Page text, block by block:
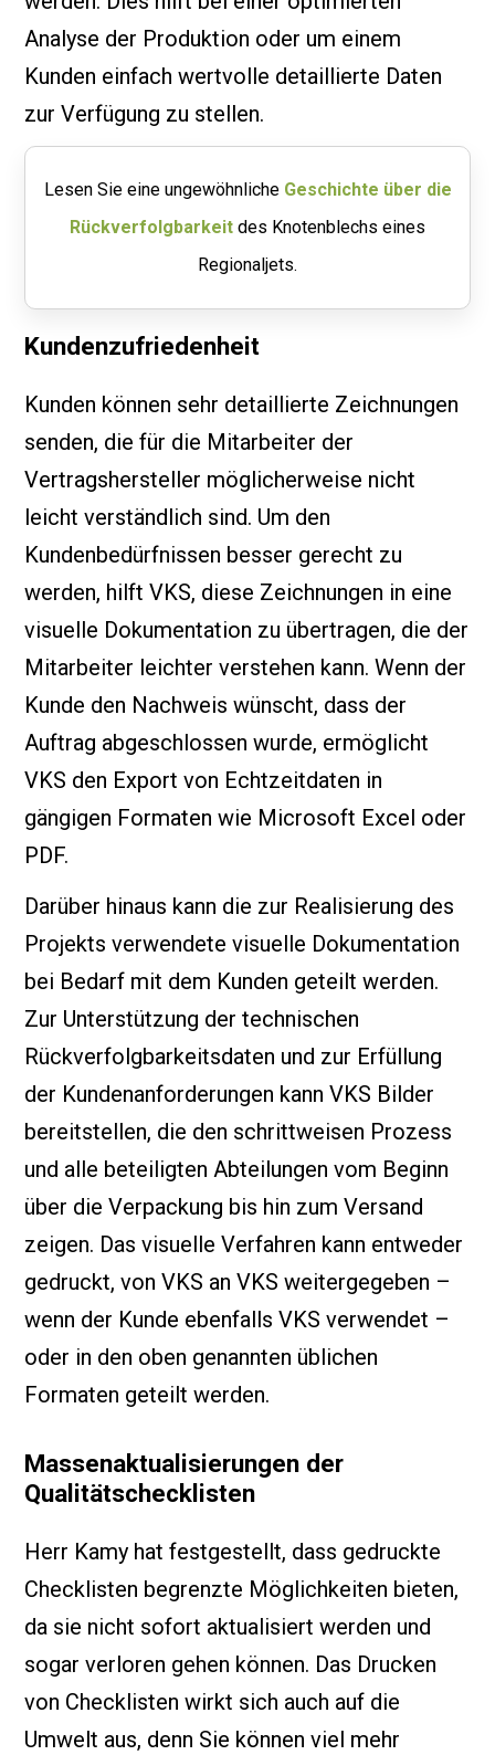
Analyse der Produktion oder um einem
Kunden einfach wertvolle detaillierte Daten
zur Verfügung zu stellen.
Lesen Sie eine ungewöhnliche Geschichte über die
Rückverfolgbarkeit des Knotenblechs eines
Regionaljets.
Kundenzufriedenheit
Kunden können sehr detaillierte Zeichnungen
senden, die für die Mitarbeiter der
Vertragshersteller möglicherweise nicht
leicht verständlich sind. Um den
Kundenbedürfnissen besser gerecht zu
werden, hilft VKS, diese Zeichnungen in eine
visuelle Dokumentation zu übertragen, die der
Mitarbeiter leichter verstehen kann. Wenn der
Kunde den Nachweis wünscht, dass der
Auftrag abgeschlossen wurde, ermöglicht
VKS den Export von Echtzeitdaten in
gängigen Formaten wie Microsoft Excel oder
PDF.
Darüber hinaus kann die zur Realisierung des
Projekts verwendete visuelle Dokumentation
bei Bedarf mit dem Kunden geteilt werden.
Zur Unterstützung der technischen
Rückverfolgbarkeitsdaten und zur Erfüllung
der Kundenanforderungen kann VKS Bilder
bereitstellen, die den schrittweisen Prozess
und alle beteiligten Abteilungen vom Beginn
über die Verpackung bis hin zum Versand
zeigen. Das visuelle Verfahren kann entweder
gedruckt, von VKS an VKS weitergegeben –
wenn der Kunde ebenfalls VKS verwendet –
oder in den oben genannten üblichen
Formaten geteilt werden.
Massenaktualisierungen der
Qualitätschecklisten
Herr Kamy hat festgestellt, dass gedruckte
Checklisten begrenzte Möglichkeiten bieten,
da sie nicht sofort aktualisiert werden und
sogar verloren gehen können. Das Drucken
von Checklisten wirkt sich auch auf die
Umwelt aus, denn Sie können viel mehr